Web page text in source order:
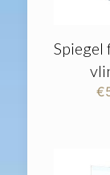
Spiegel
€